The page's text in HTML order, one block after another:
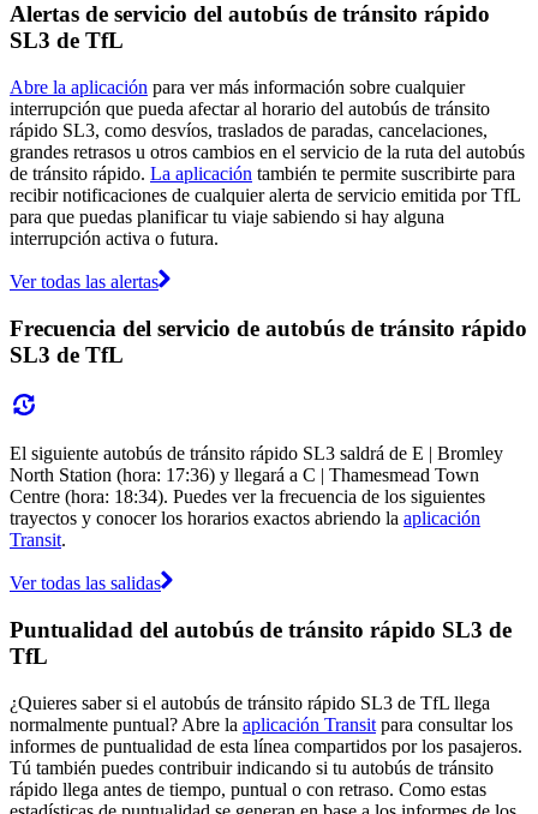
Alertas de servicio del autobús de tránsito rápido
SL3 de TfL
Abre la aplicación para ver más información sobre cualquier
interrupción que pueda afectar al horario del autobús de tránsito
rápido SL3, como desvíos, traslados de paradas, cancelaciones,
grandes retrasos u otros cambios en el servicio de la ruta del autobús
de tránsito rápido. La aplicación también te permite suscribirte para
recibir notificaciones de cualquier alerta de servicio emitida por TfL
para que puedas planificar tu viaje sabiendo si hay alguna
interrupción activa o futura.
Ver todas las alertas
Frecuencia del servicio de autobús de tránsito rápido
SL3 de TfL
El siguiente autobús de tránsito rápido SL3 saldrá de E | Bromley
North Station (hora: 17:36) y llegará a C | Thamesmead Town
Centre (hora: 18:34). Puedes ver la frecuencia de los siguientes
trayectos y conocer los horarios exactos abriendo la aplicación
Transit.
Ver todas las salidas
Puntualidad del autobús de tránsito rápido SL3 de
TfL
¿Quieres saber si el autobús de tránsito rápido SL3 de TfL llega
normalmente puntual? Abre la aplicación Transit para consultar los
informes de puntualidad de esta línea compartidos por los pasajeros.
Tú también puedes contribuir indicando si tu autobús de tránsito
rápido llega antes de tiempo, puntual o con retraso. Como estas